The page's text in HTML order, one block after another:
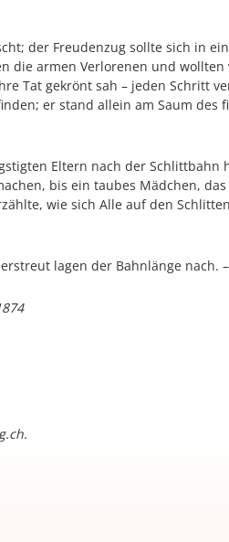
der Freudenzug sollte sich in
armen Verlorenen und
Tat gekrönt sah – jeden Schritt
er stand allein am Saum des
Eltern nach der
bis ein taubes Mädchen,
wie sich Alle auf den
lagen der Bahnlänge nach.